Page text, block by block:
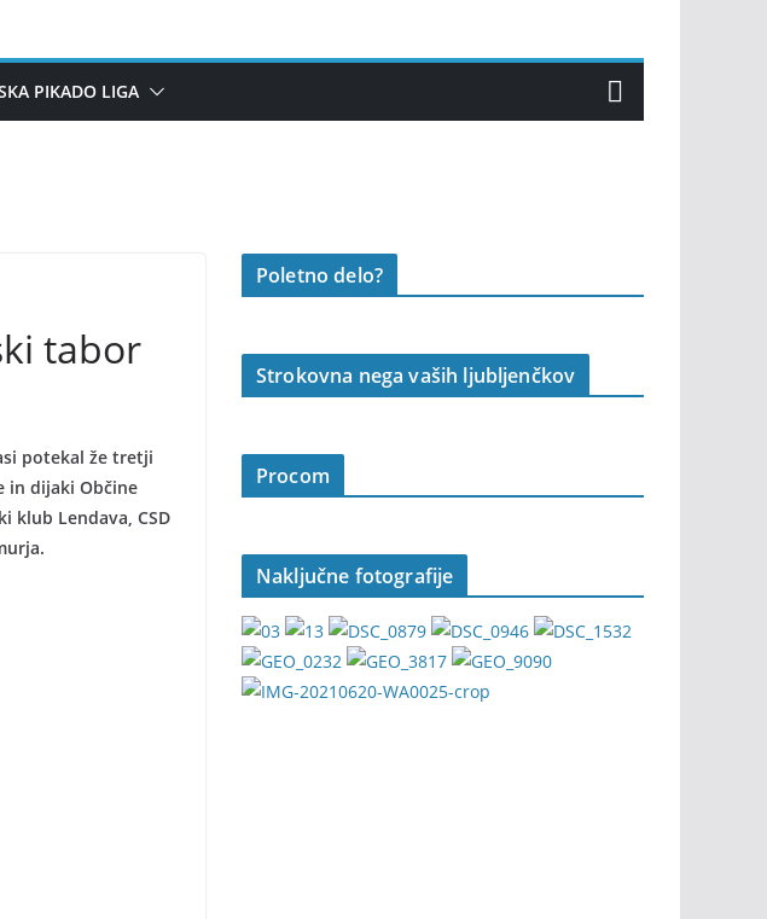
PIKADO LIGA
tabor
potekal že tretji
in dijaki Občine
klub Lendava, CSD
Poletno delo?
Strokovna nega vaših ljubljenčkov
Procom
Naključne fotografije